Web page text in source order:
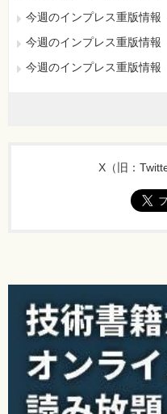
今週のインプレス重版情報
今週のインプレス重版情報
今週のインプレス重版情報
X（旧：